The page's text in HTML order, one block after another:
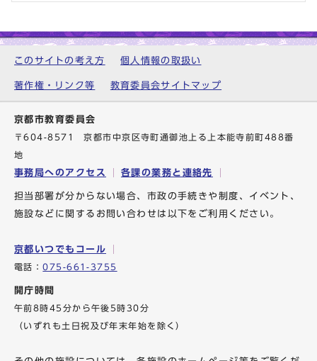
このサイトの考え方 個人情報の取扱い
著作権・リンク等 教育委員会サイトマップ
京都市教育委員会
〒604-8571 京都市中京区寺町通御池上る上本能寺前町488番
地
事務局へのアクセス 各課の業務と連絡先
担当部署が分からない場合、市政の手続きや制度、イベント、
施設などに関するお問い合わせは以下をご利用ください。
京都いつでもコール
電話：075-661-3755
開庁時間
午前8時45分から午後5時30分
（いずれも土日祝及び年末年始を除く）